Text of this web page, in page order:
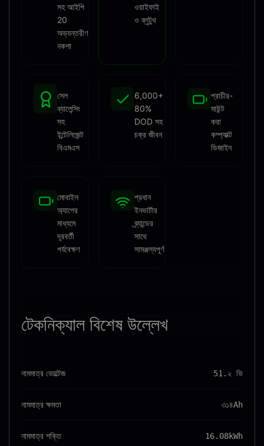
সহ আইপি
20
অভ্যন্তরীণ
নকশা
ওয়াইফাই
ও ব্লুটুথ
সেল
ব্যালেন্সিং
সহ
ইন্টেলিজেন্ট
বিএমএস
6,000+
80%
DOD সহ
চক্র জীবন
প্রাচীর-
মাউন্ট
করা
কম্প্যাক্ট
ডিজাইন
মোবাইল
অ্যাপের
মাধ্যমে
দূরবর্তী
পর্যবেক্ষণ
প্রধান
ইনভার্টার
ব্র্যান্ডের
সাথে
সামঞ্জস্যপূর্ণ
টেকনিক্যালবিশেষ উল্লেখ
নামমাত্র ভোল্টেজ 51.২ ভি
নামমাত্র ক্ষমতা ৩১৪Ah
নামমাত্র শক্তি 16.08kWh